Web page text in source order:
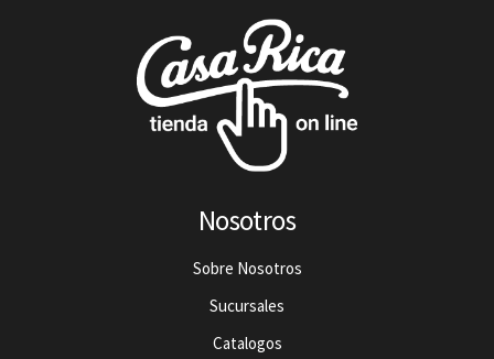
Nosotros
Sobre Nosotros
Sucursales
Catalogos